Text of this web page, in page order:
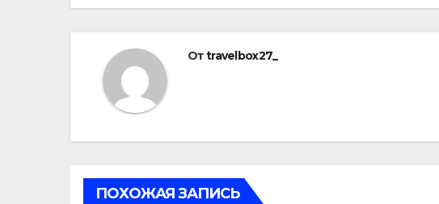
Отtravelbox27_
ПОХОЖАЯ ЗАПИСЬ